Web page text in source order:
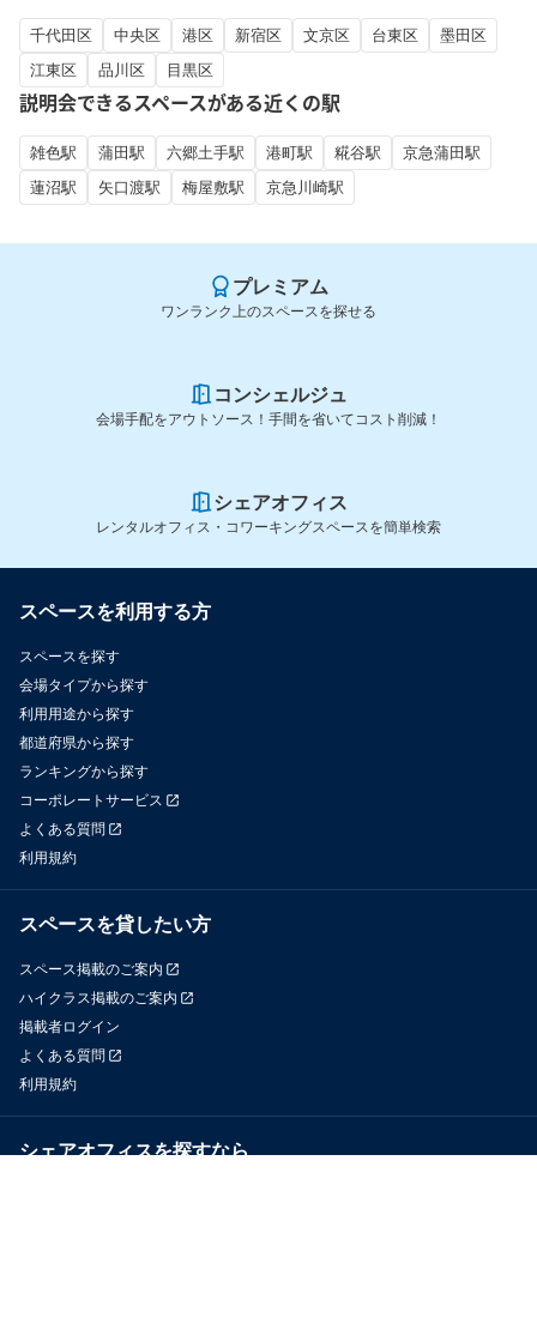
千代田区 中央区 港区 新宿区 文京区 台東区
墨田区
江東区
品川区 目黒区
説明会できるスペースがある近くの駅
雑色駅 蒲田駅 六郷土手駅 港町駅 糀谷駅
京急蒲田駅
蓮沼駅
矢口渡駅 梅屋敷駅 京急川崎駅
プレミアム
ワンランク上のスペースを探せる
コンシェルジュ
会場手配をアウトソース！手間を省いてコスト削減！
シェアオフィス
レンタルオフィス・コワーキングスペースを簡単検索
スペースを利用する方
スペースを探す
会場タイプから探す
利用用途から探す
都道府県から探す
ランキングから探す
コーポレートサービス
よくある質問
利用規約
スペースを貸したい方
スペース掲載のご案内
ハイクラス掲載のご案内
掲載者ログイン
よくある質問
利用規約
シェアオフィスを探すなら